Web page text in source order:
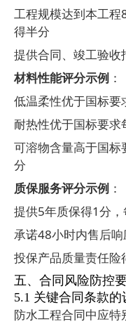
工程规模达到本工程
得半分
提供合同、竣工验
材料性能评分示例 ：
低温柔性优于国标要
耐热性优于国标要求
可溶物含量高于国标
分
质保服务评分示例 ：
提供5年质保得1分
承诺48小时内售后
投保产品质量责任险
五、合同风险防控
5.1 关键合同条款的
防水工程合同中应特